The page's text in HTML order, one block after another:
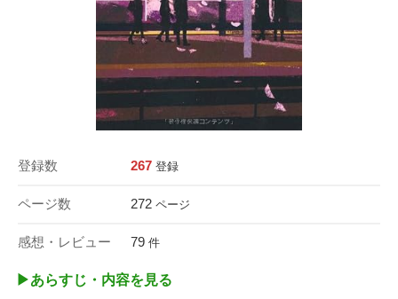
登録数 267 登録
ページ数 272 ページ
感想・レビュー 79 件
▶︎あらすじ・内容を見る